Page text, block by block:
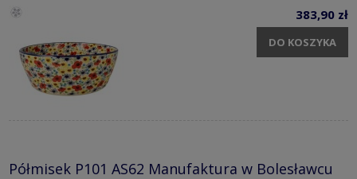
383,90 zł
DO KOSZYKA
Półmisek P101 AS62 Manufaktura w Bolesławcu